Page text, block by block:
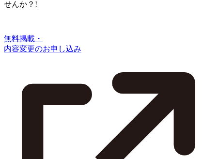
せんか？!
無料掲載・
内容変更のお申し込み